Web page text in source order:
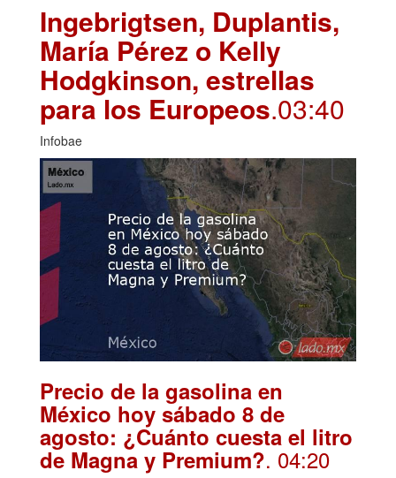
Ingebrigtsen, Duplantis,
María Pérez o Kelly
Hodgkinson, estrellas
para los Europeos.03:40
Infobae
Precio de la gasolina en
México hoy sábado 8 de
agosto: ¿Cuánto cuesta el litro
de Magna y Premium?. 04:20